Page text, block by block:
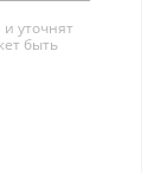
уточнят
быть